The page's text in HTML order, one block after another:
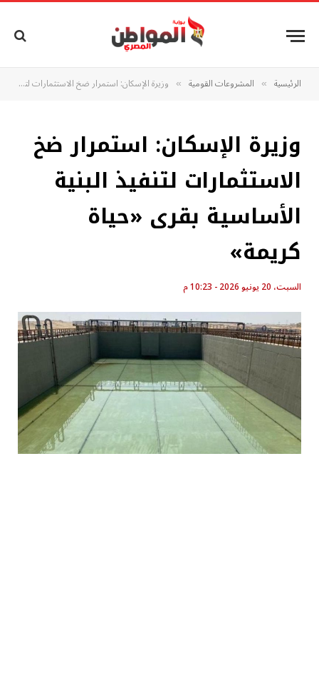
الرئيسية » المشروعات القومية » وزيرة الإسكان: استمرار ضخ الاستثمارات لتنفيذ البنية الأساسية بقرى «حياة كريمة»
وزيرة الإسكان: استمرار ضخ
الاستثمارات لتنفيذ البنية
الأساسية بقرى «حياة
كريمة»
السبت، 20 يونيو 2026 - 10:23 م